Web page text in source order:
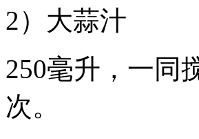
2）大蒜汁
250毫升，一同
次。